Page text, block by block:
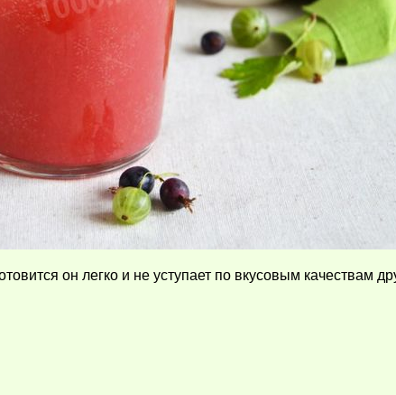
он легко и не уступает по вкусовым качествам